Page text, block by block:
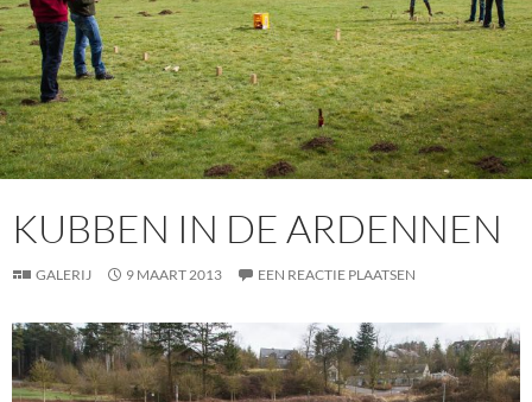
KUBBEN IN DE ARDENNEN
GALERIJ 9 MAART 2013 EEN REACTIE PLAATSEN